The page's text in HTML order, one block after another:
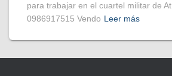
para trabajar en el cuartel militar de
0986917515 Vendo Leer más